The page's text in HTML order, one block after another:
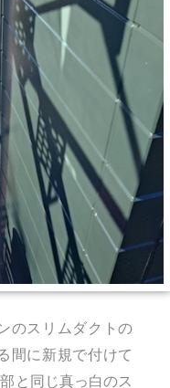
のスリムダクトの
間に新規で付けて
と同じ真っ白のス